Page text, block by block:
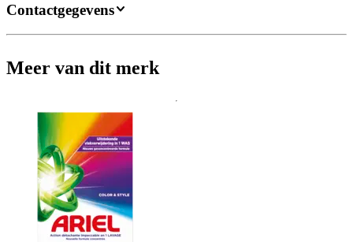
Contactgegevens
Meer van dit merk